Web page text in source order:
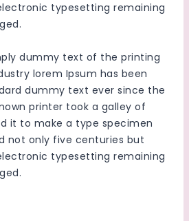
typesetting remaining
dummy text of the printing
lorem Ipsum has been
dummy text ever since the
printer took a galley of
it to make a type specimen
not only five centuries but
typesetting remaining